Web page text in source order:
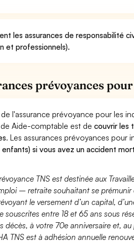
les assurances de responsabilité
et professionnels).
prévoyances
l'assurance prévoyance pour les
Aide-comptable est decouvrir les
. Les assurances prévoyances
si vous avez un accident
TNS est destinée aux
– retraite souhaitant se
le versement d’un capital,
souscrites entre 18 et 65 ans sous
décès, à votre 70e anniversaire et,
TNS est à adhésion annuelle